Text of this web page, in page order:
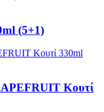
(5+1)
Κουτί